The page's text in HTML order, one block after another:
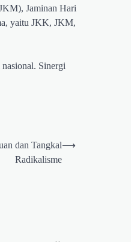
Jaminan Hari
yaitu JKK, JKM,
Sinergi
dan Tangkal
Radikalisme
⟶